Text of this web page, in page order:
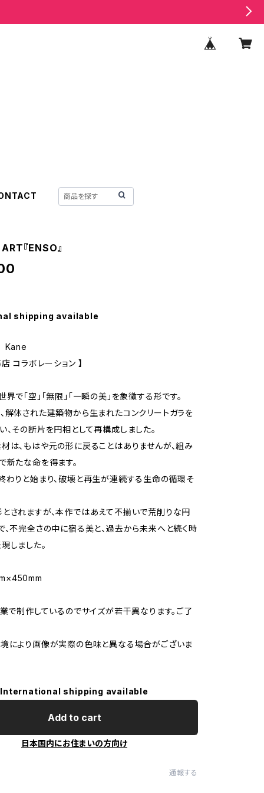
『ENSO』
shipping available
Kane
コラボレーション 】
で「空」「無限」「一瞬の美」を象徴する形です。
解体された建築物から生まれたコンクリートガラを
、その断片を円相として再構成しました。
は、もはや元の形に戻ることはありませんが、組み
新たな命を得ます。
わりと始まり、破壊と再生が連続する生命の循環そ
されますが、本作ではあえて不揃いで荒削りな円
、不完全さの中に宿る美と、過去から未来へと続く時
しました。
で制作しているのでサイズが若干異なります。ご了
により画像が実際の色味と異なる場合がございま
International shipping available
Add to cart
日本国内にお住まいの方向け
通報する